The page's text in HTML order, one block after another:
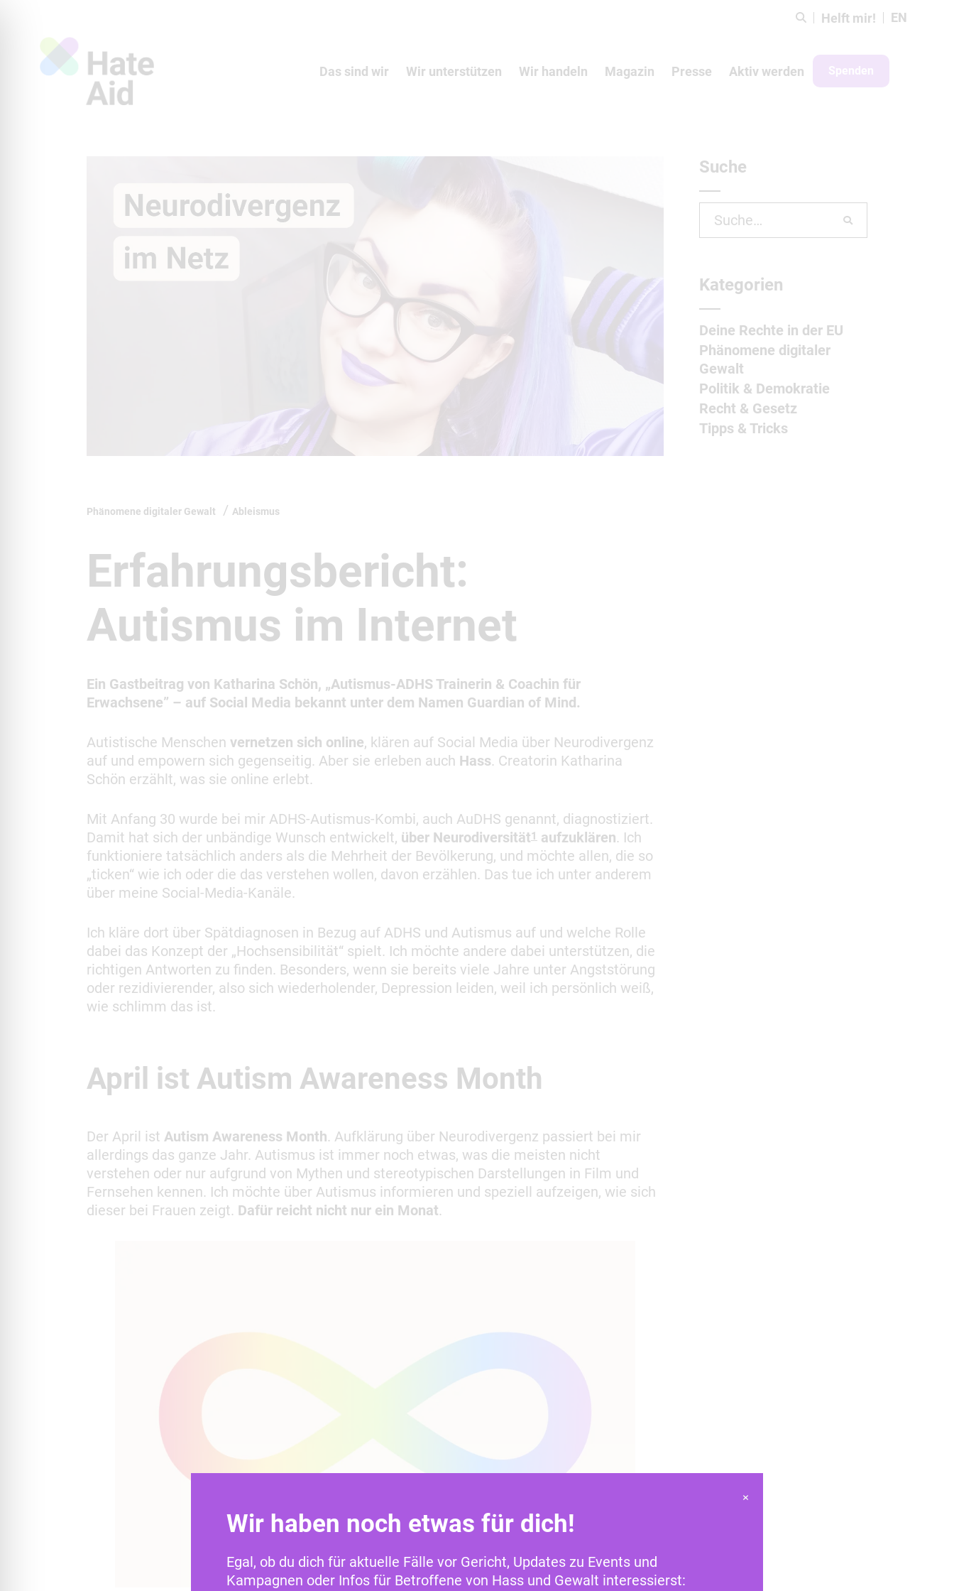
Helft mir! EN
Das sind wir Wir unterstützen Wir handeln Magazin Presse Aktiv werden Spenden
Phänomene digitaler Gewalt Ableismus
Erfahrungsbericht:
Autismus im Internet
Ein Gastbeitrag von Katharina Schön, „Autismus-ADHS Trainerin & Coachin für
Erwachsene” – auf Social Media bekannt unter dem Namen Guardian of Mind.
Autistische Menschen vernetzen sich online, klären auf Social Media über Neurodivergenz
auf und empowern sich gegenseitig. Aber sie erleben auch Hass. Creatorin Katharina
Schön erzählt, was sie online erlebt.
Mit Anfang 30 wurde bei mir ADHS-Autismus-Kombi, auch AuDHS genannt, diagnostiziert.
Damit hat sich der unbändige Wunsch entwickelt, über Neurodiversität1 aufzuklären. Ich
funktioniere tatsächlich anders als die Mehrheit der Bevölkerung, und möchte allen, die so
„ticken“ wie ich oder die das verstehen wollen, davon erzählen. Das tue ich unter anderem
über meine Social-Media-Kanäle.
Ich kläre dort über Spätdiagnosen in Bezug auf ADHS und Autismus auf und welche Rolle
dabei das Konzept der „Hochsensibilität“ spielt. Ich möchte andere dabei unterstützen, die
richtigen Antworten zu finden. Besonders, wenn sie bereits viele Jahre unter Angststörung
oder rezidivierender, also sich wiederholender, Depression leiden, weil ich persönlich weiß,
wie schlimm das ist.
April ist Autism Awareness Month
Der April ist Autism Awareness Month. Aufklärung über Neurodivergenz passiert bei mir
allerdings das ganze Jahr. Autismus ist immer noch etwas, was die meisten nicht
verstehen oder nur aufgrund von Mythen und stereotypischen Darstellungen in Film und
Fernsehen kennen. Ich möchte über Autismus informieren und speziell aufzeigen, wie sich
dieser bei Frauen zeigt. Dafür reicht nicht nur ein Monat.
Suche
Search
for:
Kategorien
Deine Rechte in der EU
Phänomene digitaler
Gewalt
Politik & Demokratie
Recht & Gesetz
Tipps & Tricks
Wir haben noch etwas für dich!
Egal, ob du dich für aktuelle Fälle vor Gericht, Updates zu Events und
Kampagnen oder Infos für Betroffene von Hass und Gewalt interessierst:
×